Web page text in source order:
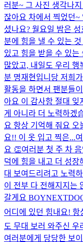
러분~ 그 사진 생각나
잖아요 차에서 찍었던
셨나요? 월요일 밤은
분에 힘을 낼 수 있는
있고 힘을 받을 수 있는
많았고, 내일도 우리
분 명재현입니당 저희
활동을 하면서 팬분들
아요 이 감사함 절대 잊
게 아니라 더 노력하겠
요 항상 기억해 줘요 오
요!! 이 옷 입고 찍은...
요 👏여러분 첫 주 차
덕에 힘을 내고 더 성장
대 보여드리려고 노력
이 전부 다 전해지지는
갈게요
어디에 있던 힘내요! 항
도 무대 보러 와주신
여러분에게 당당한 보